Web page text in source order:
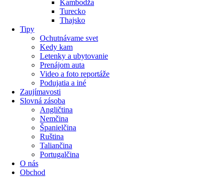
Kambodža
Turecko
Thajsko
Tipy
Ochutnávame svet
Kedy kam
Letenky a ubytovanie
Prenájom auta
Video a foto reportáže
Podujatia a iné
Zaujímavosti
Slovná zásoba
Angličtina
Nemčina
Španielčina
Ruština
Taliančina
Portugalčina
O nás
Obchod